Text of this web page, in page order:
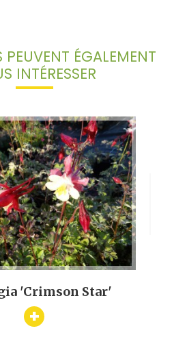
PEUVENT ÉGALEMENT
INTÉRESSER
'Crimson Star'
+